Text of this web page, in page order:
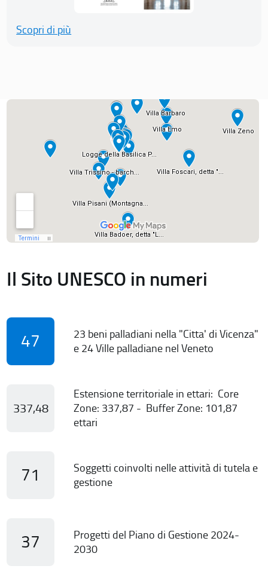
Scopri di più
Il Sito UNESCO in numeri
47
23 beni palladiani nella "Citta' di Vicenza"
e 24 Ville palladiane nel Veneto
337,48
Estensione territoriale in ettari: Core
Zone: 337,87 - Buffer Zone: 101,87
ettari
71
Soggetti coinvolti nelle attività di tutela e
gestione
37
Progetti del Piano di Gestione 2024-
2030